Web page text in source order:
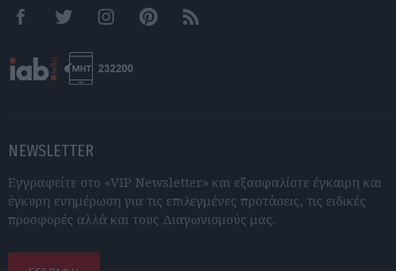
FacebookTwitter InstagramPinterestRSS feeds
NEWSLETTER
Εγγραφείτε στο «VIP Newsletter» και εξασφαλίστε έγκαιρη και
έγκυρη ενημέρωση για τις επιλεγμένες προτάσεις, τις ειδικές
προσφορές αλλά και τους Διαγωνισμούς μας.